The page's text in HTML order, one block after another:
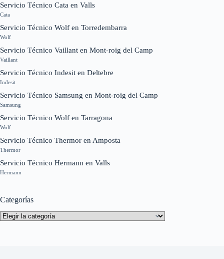
Servicio Técnico Cata en Valls
Cata
Servicio Técnico Wolf en Torredembarra
Wolf
Servicio Técnico Vaillant en Mont-roig del Camp
Vaillant
Servicio Técnico Indesit en Deltebre
Indesit
Servicio Técnico Samsung en Mont-roig del Camp
Samsung
Servicio Técnico Wolf en Tarragona
Wolf
Servicio Técnico Thermor en Amposta
Thermor
Servicio Técnico Hermann en Valls
Hermann
Categorías
Categorías